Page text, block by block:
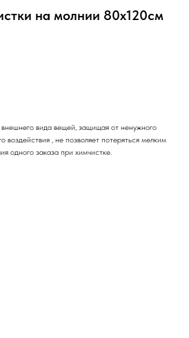
на молнии 80х120см
вида вещей, защищая от ненужного
воздействия , не позволяет потеряться мелким
одного заказа при химчистке.